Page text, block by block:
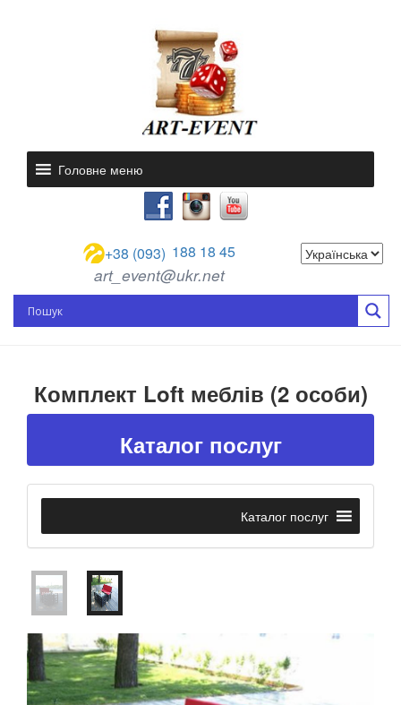
Головне меню
+38 (093) 188 18 45
art_event@ukr.net
Комплект Loft меблів (2 особи)
Каталог послуг
Каталог послуг